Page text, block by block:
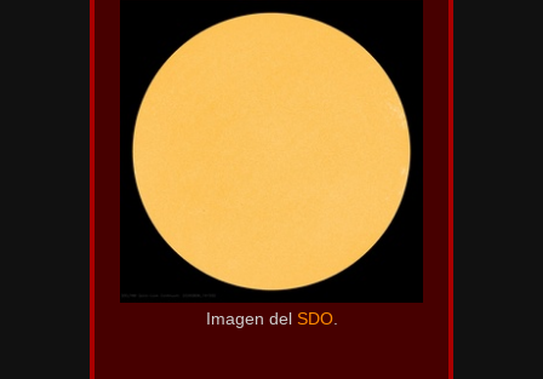
Imagen del SDO.